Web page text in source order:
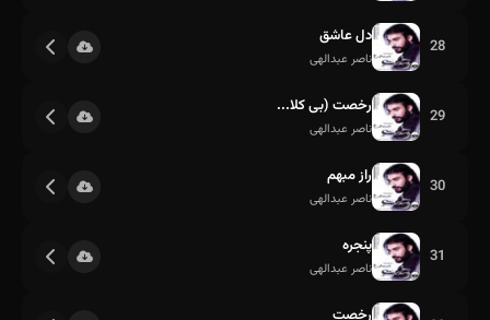
28 دل عاشق
ناصر عبدالهی
29 رخصت (بی کلا...
ناصر عبدالهی
30 راز مبهم
ناصر عبدالهی
31 پنجره
ناصر عبدالهی
رخصت